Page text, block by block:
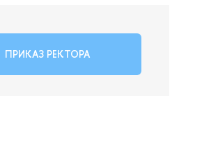
ПРИКАЗ РЕКТОРА